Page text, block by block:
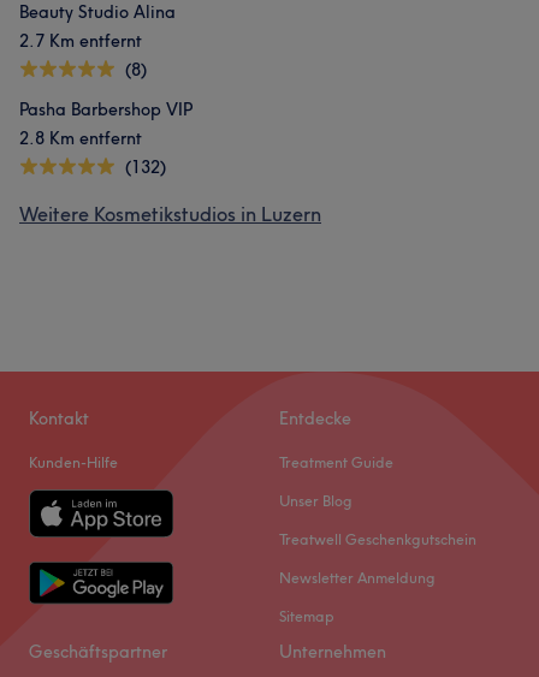
Beauty Studio Alina
2.7 Km entfernt
(8)
Pasha Barbershop VIP
2.8 Km entfernt
(132)
Weitere Kosmetikstudios in Luzern
Kontakt
Kunden-Hilfe
Entdecke
Treatment Guide
Unser Blog
Treatwell Geschenkgutschein
Newsletter Anmeldung
Sitemap
Geschäftspartner Unternehmen